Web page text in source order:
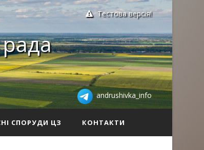
Тестова версія!
andrushivka_info
СПОРУДИ ЦЗ КОНТАКТИ